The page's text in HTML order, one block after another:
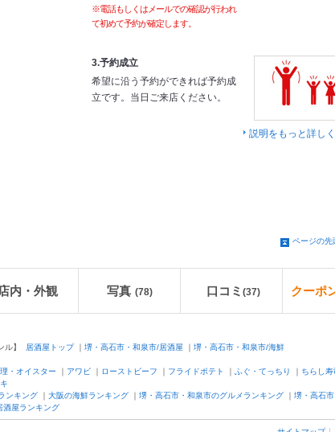
※電話もしくはメールでの確認が行われ
て初めて予約が確定します。
3.予約成立
希望に沿う予約ができれば予約成
立です。当日ご来店ください。
説明をもっと詳し
ページの先
店内・外観 写真 (78) 口コミ (37) クーポ
ル】 居酒屋トップ｜ 堺・高石市・和泉市/居酒屋 ｜ 堺・高石市・和泉市/海鮮
・オイスター ｜ アワビ ｜ ローストビーフ ｜ フライドポテト ｜ ふぐ・てっちり ｜ ちらし寿
ンキング ｜ 大阪の海鮮ランキング ｜ 堺・高石市・和泉市のグルメランキング ｜ 堺・高石
酒屋ランキング